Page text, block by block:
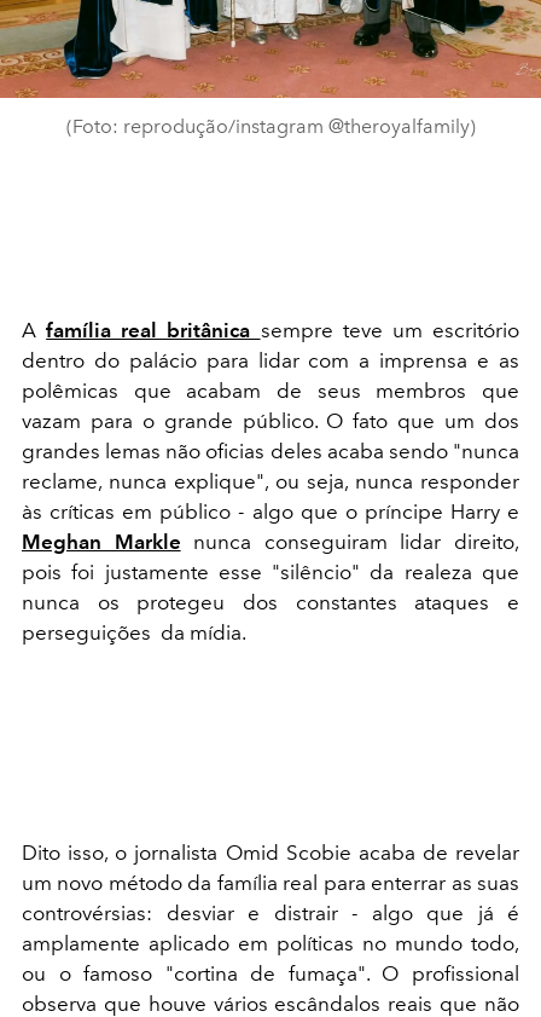
(Foto: reprodução/instagram @theroyalfamily)
Afamília real britânica sempre teve um escritório
dentro do palácio para lidar com a imprensa e as
polêmicas que acabam de seus membros que
vazam para o grande público. O fato que um dos
grandes lemas não oficias deles acaba sendo "nunca
reclame, nunca explique", ou seja, nunca responder
às críticas em público - algo que o príncipe Harry e
Meghan Markle nunca conseguiram lidar direito,
pois foi justamente esse "silêncio" da realeza que
nunca os protegeu dos constantes ataques e
perseguições da mídia.
Dito isso, o jornalista Omid Scobie acaba de revelar
um novo método da família real para enterrar as suas
controvérsias: desviar e distrair - algo que já é
amplamente aplicado em políticas no mundo todo,
ou o famoso "cortina de fumaça". O profissional
observa que houve vários escândalos reais que não